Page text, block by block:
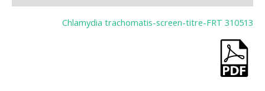
Chlamydia trachomatis-screen-titre-FRT 310513